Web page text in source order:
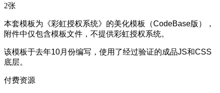
本套模板为《彩虹授权系统》的美化模板（CodeBase版），
附件中仅包含模板文件，不提供彩虹授权系统。
该模板于去年10月份编写，使用了经过验证的成品JS和CSS
底层。
付费资源